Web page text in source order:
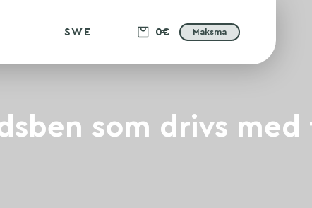
SWE 0€ Maksma
som drivs